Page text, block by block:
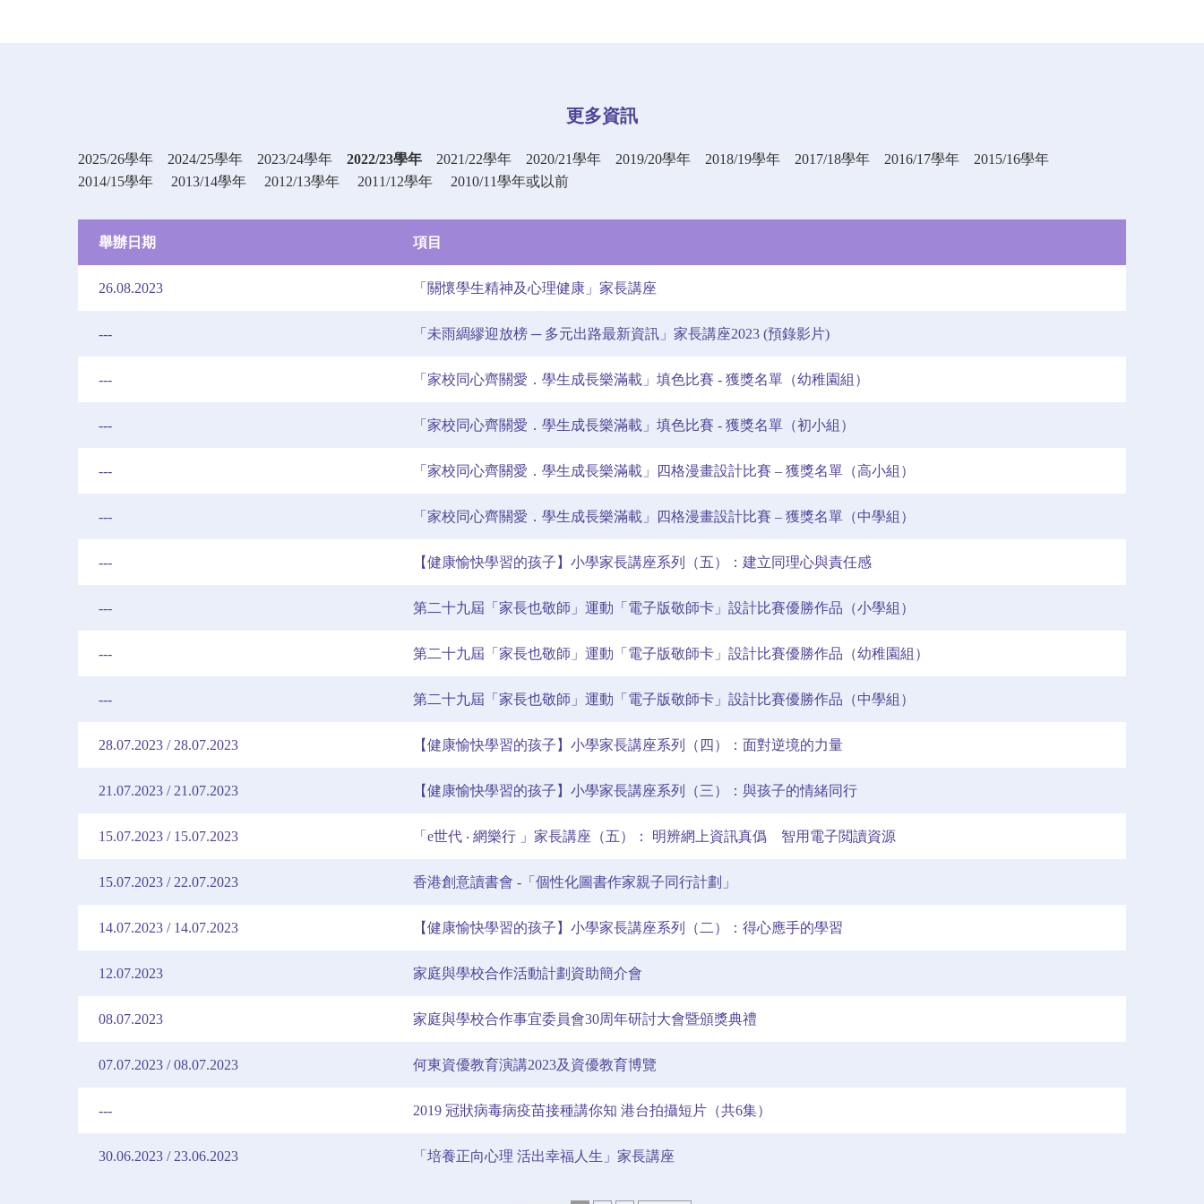
更多資訊
2025/26學年 2024/25學年 2023/24學年 2022/23學年 2021/22學年 2020/21學年 2019/20學年 2018/19學年 2017/18學年 2016/17學年
2015/16學年
2014/15學年
2013/14學年 2012/13學年 2011/12學年 2010/11學年或以前
舉辦日期 項目
26.08.2023 「關懷學生精神及心理健康」家長講座
--- 「未雨綢繆迎放榜 ─ 多元出路最新資訊」家長講座2023 (預錄影片)
--- 「家校同心齊關愛．學生成長樂滿載」填色比賽 - 獲獎名單（幼稚園組）
--- 「家校同心齊關愛．學生成長樂滿載」填色比賽 - 獲獎名單（初小組）
--- 「家校同心齊關愛．學生成長樂滿載」四格漫畫設計比賽 – 獲獎名單（高小組）
--- 「家校同心齊關愛．學生成長樂滿載」四格漫畫設計比賽 – 獲獎名單（中學組）
--- 【健康愉快學習的孩子】小學家長講座系列（五）：建立同理心與責任感
--- 第二十九屆「家長也敬師」運動「電子版敬師卡」設計比賽優勝作品（小學組）
--- 第二十九屆「家長也敬師」運動「電子版敬師卡」設計比賽優勝作品（幼稚園組）
--- 第二十九屆「家長也敬師」運動「電子版敬師卡」設計比賽優勝作品（中學組）
28.07.2023 / 28.07.2023 【健康愉快學習的孩子】小學家長講座系列（四）：面對逆境的力量
21.07.2023 / 21.07.2023 【健康愉快學習的孩子】小學家長講座系列（三）：與孩子的情緒同行
15.07.2023 / 15.07.2023 「e世代 ‧ 網樂行 」家長講座（五）： 明辨網上資訊真僞 智用電子閲讀資源
15.07.2023 / 22.07.2023 香港創意讀書會 -「個性化圖書作家親子同行計劃」
14.07.2023 / 14.07.2023 【健康愉快學習的孩子】小學家長講座系列（二）：得心應手的學習
12.07.2023 家庭與學校合作活動計劃資助簡介會
08.07.2023 家庭與學校合作事宜委員會30周年研討大會暨頒獎典禮
07.07.2023 / 08.07.2023 何東資優教育演講2023及資優教育博覽
--- 2019 冠狀病毒病疫苗接種講你知 港台拍攝短片（共6集）
30.06.2023 / 23.06.2023 「培養正向心理 活出幸福人生」家長講座